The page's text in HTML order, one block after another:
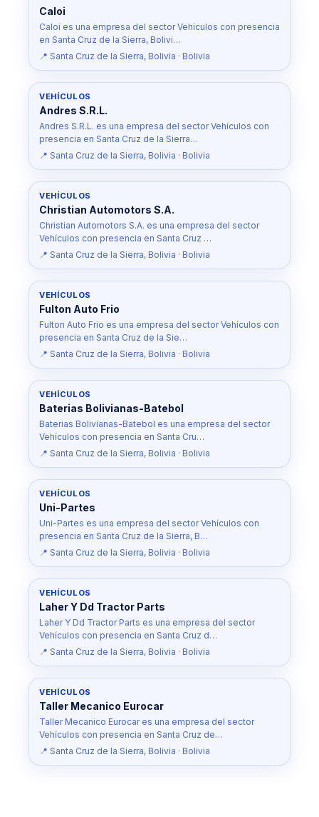
Caloi
Caloi es una empresa del sector Vehículos con presencia
en Santa Cruz de la Sierra, Bolivi…
📍 Santa Cruz de la Sierra, Bolivia · Bolivia
VEHÍCULOS
Andres S.R.L.
Andres S.R.L. es una empresa del sector Vehículos con
presencia en Santa Cruz de la Sierra…
📍 Santa Cruz de la Sierra, Bolivia · Bolivia
VEHÍCULOS
Christian Automotors S.A.
Christian Automotors S.A. es una empresa del sector
Vehículos con presencia en Santa Cruz …
📍 Santa Cruz de la Sierra, Bolivia · Bolivia
VEHÍCULOS
Fulton Auto Frio
Fulton Auto Frio es una empresa del sector Vehículos con
presencia en Santa Cruz de la Sie…
📍 Santa Cruz de la Sierra, Bolivia · Bolivia
VEHÍCULOS
Baterias Bolivianas-Batebol
Baterias Bolivianas-Batebol es una empresa del sector
Vehículos con presencia en Santa Cru…
📍 Santa Cruz de la Sierra, Bolivia · Bolivia
VEHÍCULOS
Uni-Partes
Uni-Partes es una empresa del sector Vehículos con
presencia en Santa Cruz de la Sierra, B…
📍 Santa Cruz de la Sierra, Bolivia · Bolivia
VEHÍCULOS
Laher Y Dd Tractor Parts
Laher Y Dd Tractor Parts es una empresa del sector
Vehículos con presencia en Santa Cruz d…
📍 Santa Cruz de la Sierra, Bolivia · Bolivia
VEHÍCULOS
Taller Mecanico Eurocar
Taller Mecanico Eurocar es una empresa del sector
Vehículos con presencia en Santa Cruz de…
📍 Santa Cruz de la Sierra, Bolivia · Bolivia